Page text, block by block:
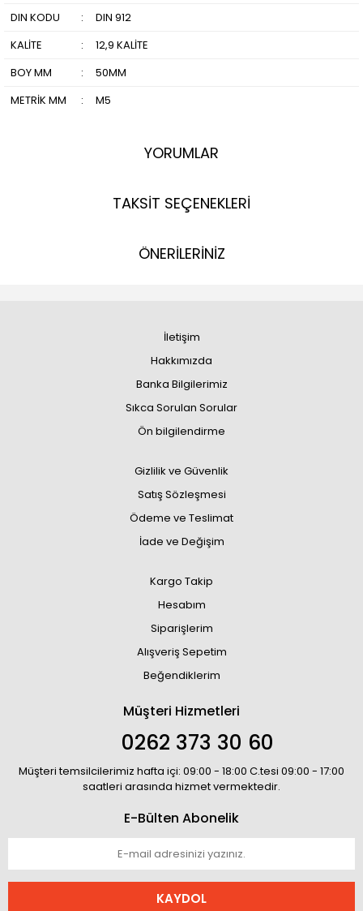
DIN KODU
:
DIN 912
KALİTE
:
12,9 KALİTE
BOY MM
:
50MM
METRİK MM
: M5
YORUMLAR
TAKSİT SEÇENEKLERİ
ÖNERİLERİNİZ
İletişim
Hakkımızda
Banka Bilgilerimiz
Sıkca Sorulan Sorular
Ön bilgilendirme
Gizlilik ve Güvenlik
Satış Sözleşmesi
Ödeme ve Teslimat
İade ve Değişim
Kargo Takip
Hesabım
Siparişlerim
Alışveriş Sepetim
Beğendiklerim
Müşteri Hizmetleri
0262 373 30 60
Müşteri temsilcilerimiz hafta içi: 09:00 - 18:00 C.tesi 09:00 - 17:00
saatleri arasında hizmet vermektedir.
E-Bülten Abonelik
KAYDOL